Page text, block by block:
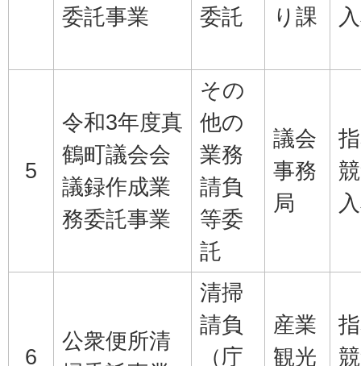
委託事業
委託
り課
5
令和3年度真
鶴町議会会
議録作成業
務委託事業
その
他の
業務
請負
等委
託
議会
事務
局
6
公衆便所清
清掃
請負
（庁
産業
観光